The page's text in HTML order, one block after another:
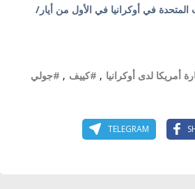
المتحدة في أوكرانيا في الأول من أيار/
أمريكا لدى أوكرانيا , #كييف , #جولي
TELEGRAM